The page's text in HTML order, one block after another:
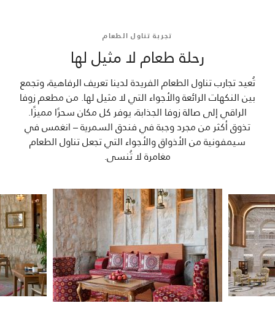
تجربة تناول الطعام
رحلة طعام لا مثيل لها
تُعيد تجارب تناول الطعام الفريدة لدينا تعريف الرفاهية، وتجمع
بين النكهات الرائعة والأجواء التي لا مثيل لها. من مطعم زوفا
الراقي إلى صالة زوفا الجذابة، يوفر كل مكان سحرًا مميزًا.
تذوق أكثر من مجرد وجبة في فندق السمرية – انغمس في
سيمفونية من الأذواق والأجواء التي تجعل تناول الطعام
مغامرة لا تُنسى.